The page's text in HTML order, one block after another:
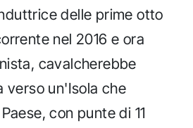
delle prime otto
nel 2016 e ora
cavalcherebbe
un'Isola che
con punte di 11